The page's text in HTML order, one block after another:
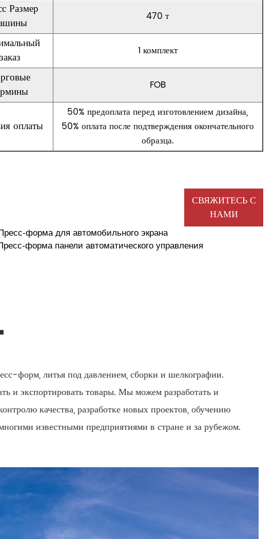
Размер
470 т
заказ
1 комплект
FOB
оплаты
50% предоплата перед изготовлением дизайна,
50% оплата после подтверждения окончательного
образца.
СВЯЖИТЕСЬ С
НАМИ
форма для автомобильного экрана
форма панели автоматического управления
форм, литья под давлением, сборки и шелкографии.
экспортировать товары. Мы можем разработать и
качества, разработке новых проектов, обучению
известными предприятиями в стране и за рубежом.